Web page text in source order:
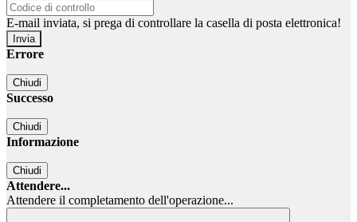
E-mail inviata, si prega di controllare la casella di posta elettronica!
Errore
Chiudi
Successo
Chiudi
Informazione
Chiudi
Attendere...
Attendere il completamento dell'operazione...